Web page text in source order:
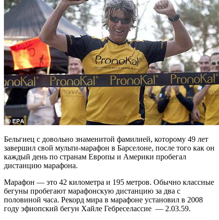
Бельгиец с довольно знаменитой фамилией, которому 49 лет
завершил свой мульти-марафон в Барселоне, после того как он
каждый день по странам Европы и Америки пробегал
дистанцию марафона.
Марафон — это 42 километра и 195 метров. Обычно классные
бегуны пробегают марафонскую дистанцию за два с
половиной часа. Рекорд мира в марафоне установил в 2008
году эфиопский бегун Хайле Гебреселассие — 2.03.59.